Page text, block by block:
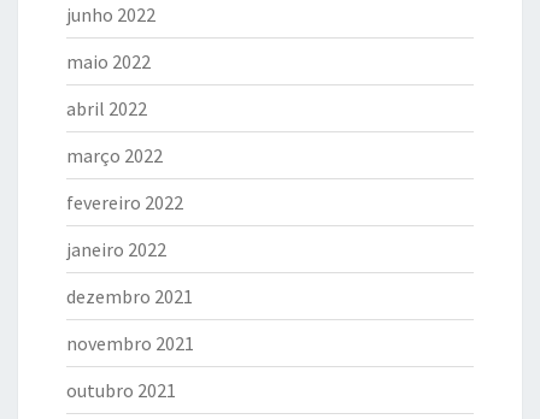
junho 2022
maio 2022
abril 2022
março 2022
fevereiro 2022
janeiro 2022
dezembro 2021
novembro 2021
outubro 2021